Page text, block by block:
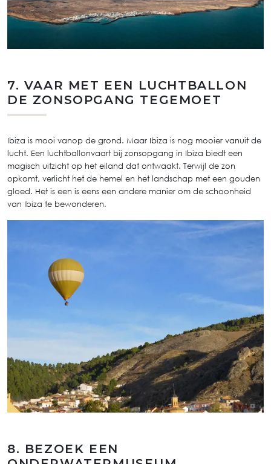
7. VAAR MET EEN LUCHTBALLON
DE ZONSOPGANG TEGEMOET
Ibiza is mooi vanop de grond. Maar Ibiza is nog mooier vanuit de
lucht. Een luchtballonvaart bij zonsopgang in Ibiza biedt een
magisch uitzicht op het eiland dat ontwaakt. Terwijl de zon
opkomt, verlicht het de hemel en het landschap met een gouden
gloed. Het is een is eens een andere manier om de schoonheid
van Ibiza te bewonderen.
8. BEZOEK EEN